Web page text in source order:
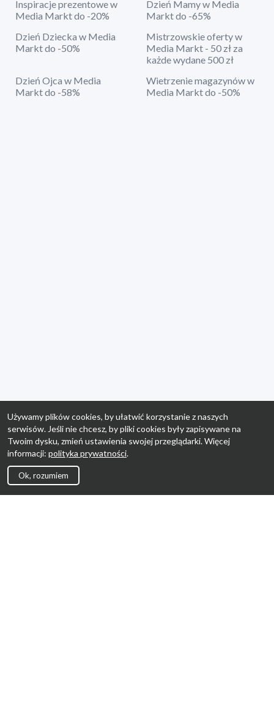
Inspiracje prezentowe w
Media Markt do -20%
Dzień Mamy w Media
Markt do -65%
Dzień Dziecka w Media
Markt do -50%
Mistrzowskie oferty w
Media Markt - 50 zł za
każde wydane 500 zł
Dzień Ojca w Media
Markt do -58%
Wietrzenie magazynów w
Media Markt do -50%
Używamy plików cookies, by ułatwić korzystanie z naszych
serwisów. Jeśli nie chcesz, by pliki cookies były zapisywane na
Twoim dysku, zmień ustawienia swojej przeglądarki. Więcej
informacji: polityka prywatności.
Ok, rozumiem